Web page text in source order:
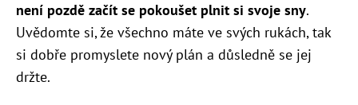
není pozdě začít se pokoušet plnit si svoje sny.
Uvědomte si, že všechno máte ve svých rukách, tak
si dobře promyslete nový plán a důsledně se jej
držte.